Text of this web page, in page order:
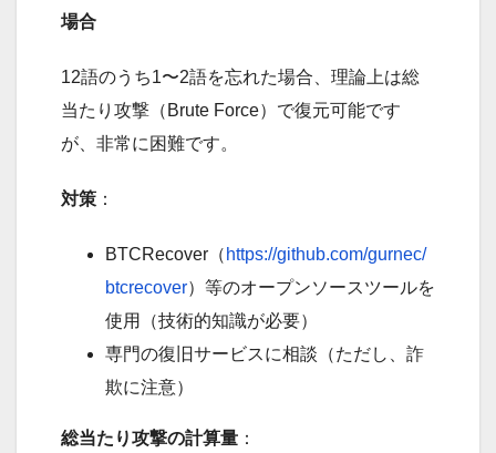
場合
12語のうち1〜2語を忘れた場合、理論上は総
当たり攻撃（Brute Force）で復元可能です
が、非常に困難です。
対策 ：
BTCRecover（ https://github.com/gurnec/
btcrecover）等のオープンソースツールを
使用（技術的知識が必要）
専門の復旧サービスに相談（ただし、詐
欺に注意）
総当たり攻撃の計算量 ：